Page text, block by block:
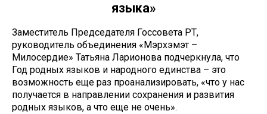
языка»
Заместитель Председателя Госсовета РТ,
руководитель объединения «Мэрхэмэт –
Милосердие» Татьяна Ларионова подчеркнула, что
Год родных языков и народного единства – это
возможность еще раз проанализировать, «что у нас
получается в направлении сохранения и развития
родных языков, а что еще не очень».